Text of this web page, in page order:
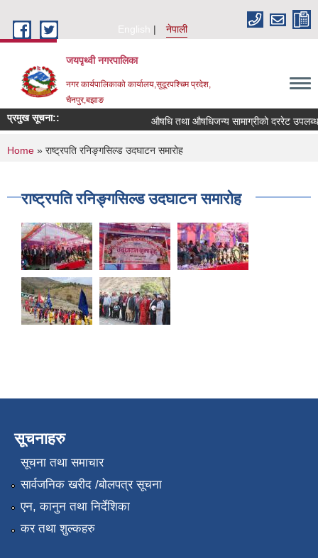
English
नेपाली
जयपृथ्वी नगरपालिका
नगर कार्यपालिकाको कार्यालय,सुदूरपश्चिम प्रदेश,
चैनपुर,बझाङ
प्रमुख सूचना:: औषधि तथा औषधिजन्य सामाग्रीको दररेट उपलब्ध
You are here
Home » राष्ट्रपति रनिङ्गसिल्ड उदघाटन समारोह
राष्ट्रपति रनिङ्गसिल्ड उदघाटन समारोह
सूचनाहरु
सूचना तथा समाचार
सार्वजनिक खरीद /बोलपत्र सूचना
एन, कानुन तथा निर्देशिका
कर तथा शुल्कहरु